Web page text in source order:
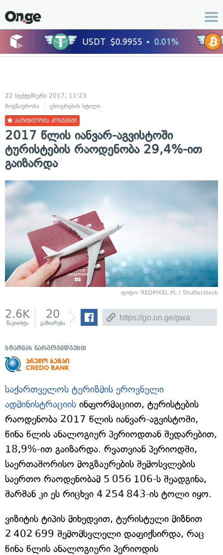
22 სექტემბერი 2017, 11:23
მოგზაურობა
ცხოვრების სტილი
პარტნიორის კონტენტი
2017 წლის იანვარ-აგვისტოში
ტურისტების რაოდენობა 29,4%-ით
გაიზარდა
ფოტო: REDPIXEL.PL / Shutterstock
2.6K
წაკითხვა
20
გაზიარება
სტატიას წარმოგიდგენთ
საქართველოს ტურიზმის ეროვნული
ადმინისტრაციის ინფორმაციით, ტურისტების
რაოდენობა 2017 წლის იანვარ-აგვისტოში,
წინა წლის ანალოგიურ პერიოდთან შედარებით,
18,9%-ით გაიზარდა. რვათვიან პერიოდში,
საერთაშორისო მოგზაურების შემოსვლების
საერთო რაოდენობამ 5 056 106-ს შეადგინა,
შარშან კი ეს რიცხვი 4 254 843-ის ტოლი იყო.
ვიზიტის ტიპის მიხედვით, ტურისტული მიზნით
2 402 699 შემომსვლელი დაფიქსირდა, რაც
წინა წლის ანალოგიური პერიოდის